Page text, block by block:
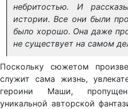
небритостью. И
истории. Все они были
было хорошо. Она даже
не существует на самом
Поскольку сюжетом
служит сама жизнь,
героини Маши,
уникальной авторской